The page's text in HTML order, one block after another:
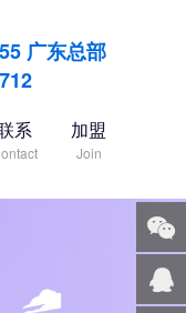
广东总部
系 加盟
Join
关注
微信